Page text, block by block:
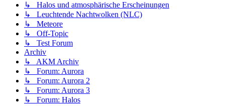
↳ Halos und atmosphärische Erscheinungen
↳ Leuchtende Nachtwolken (NLC)
↳ Meteore
↳ Off-Topic
↳ Test Forum
Archiv
↳ AKM Archiv
↳ Forum: Aurora
↳ Forum: Aurora 2
↳ Forum: Aurora 3
↳ Forum: Halos